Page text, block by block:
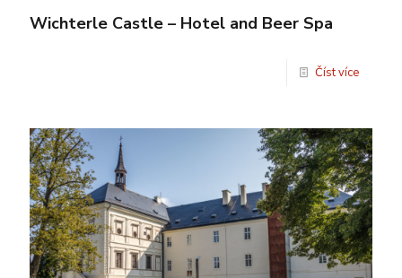
Wichterle Castle – Hotel and Beer Spa
Číst více